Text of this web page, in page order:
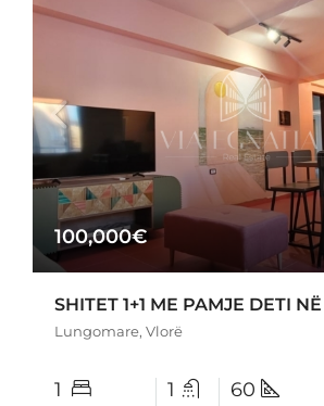
100,000€
Lungomare, Vlorë
1 1 60